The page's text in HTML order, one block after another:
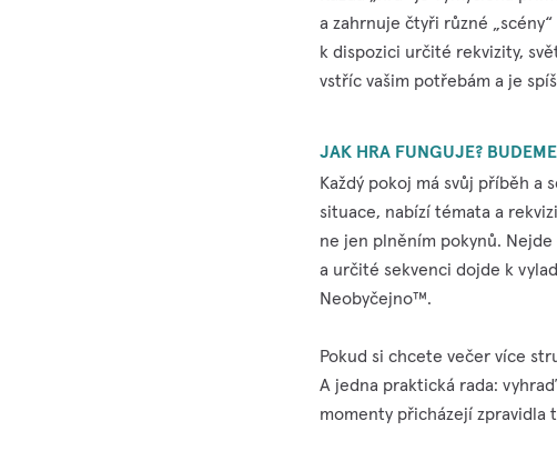
a zahrnuje čtyři různé
k dispozici určité rekvizity,
vstříc vašim potřebám a je
JAK HRA FUNGUJE?
Každý pokoj má svůj příběh a
situace, nabízí témata a
ne jen plněním pokynů.
a určité sekvenci dojde k
Neobyčejno™.
Pokud si chcete večer více
A jedna praktická rada:
momenty přicházejí zpravidla